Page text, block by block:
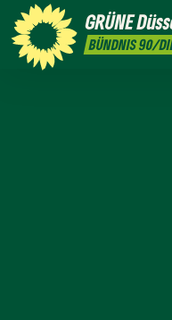
GRÜNE
BÜNDNIS 90/
GRÜNFUNK
Stadtbezirke